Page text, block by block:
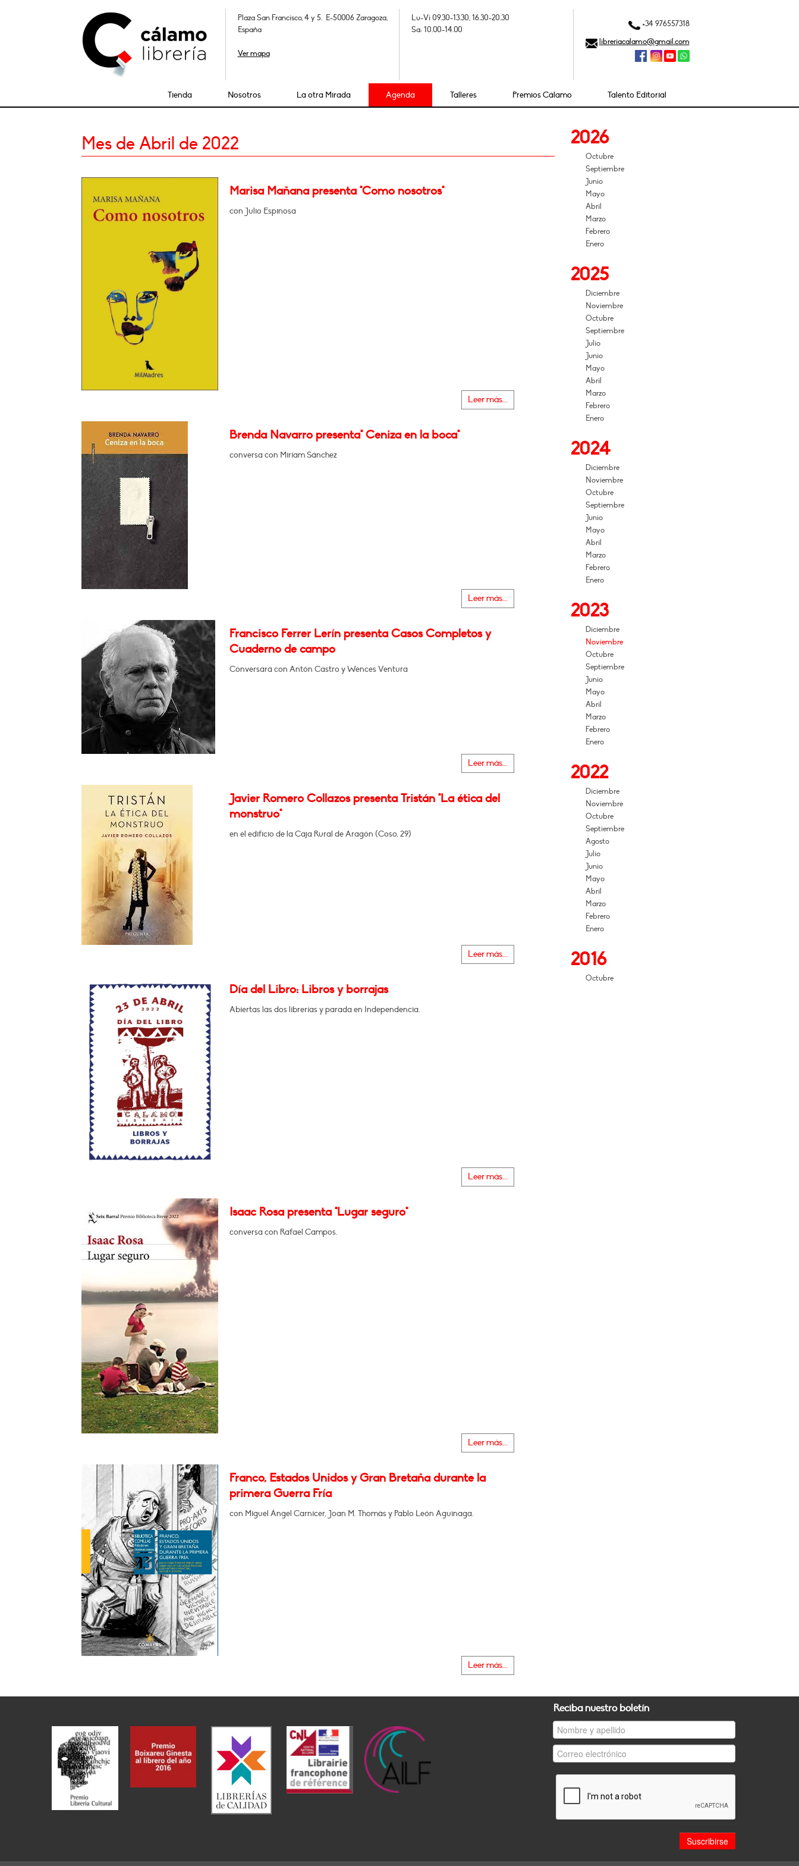
Plaza San Francisco, 4 y 5. E-50006 Zaragoza,
España
Ver mapa
Lu-Vi 09.30-13.30, 16.30-20.30
Sa: 10.00-14.00
+34 976557318
libreriacalamo@gmail.com
Tienda Nosotros La otra Mirada Agenda Talleres Premios Cálamo Talento Editorial
Mes de Abril de 2022
Marisa Mañana presenta "Como nosotros"
con Julio Espinosa
Leer más...
Brenda Navarro presenta" Ceniza en la boca"
conversa con Miriam Sánchez
Leer más...
Francisco Ferrer Lerín presenta Casos Completos y
Cuaderno de campo
Conversará con Antón Castro y Wences Ventura
Leer más...
Javier Romero Collazos presenta Tristán "La ética del
monstruo"
en el edificio de la Caja Rural de Aragón (Coso, 29)
Leer más...
Día del Libro: Libros y borrajas
Abiertas las dos librerías y parada en Independencia.
Leer más...
Isaac Rosa presenta "Lugar seguro"
conversa con Rafael Campos.
Leer más...
Franco, Estados Unidos y Gran Bretaña durante la
primera Guerra Fría
con Miguel Ángel Carnicer, Joan M. Thomàs y Pablo León Aguinaga.
Leer más...
2026
Octubre
Septiembre
Junio
Mayo
Abril
Marzo
Febrero
Enero
2025
Diciembre
Noviembre
Octubre
Septiembre
Julio
Junio
Mayo
Abril
Marzo
Febrero
Enero
2024
Diciembre
Noviembre
Octubre
Septiembre
Junio
Mayo
Abril
Marzo
Febrero
Enero
2023
Diciembre
Noviembre
Octubre
Septiembre
Junio
Mayo
Abril
Marzo
Febrero
Enero
2022
Diciembre
Noviembre
Octubre
Septiembre
Agosto
Julio
Junio
Mayo
Abril
Marzo
Febrero
Enero
2016
Octubre
Reciba nuestro boletín